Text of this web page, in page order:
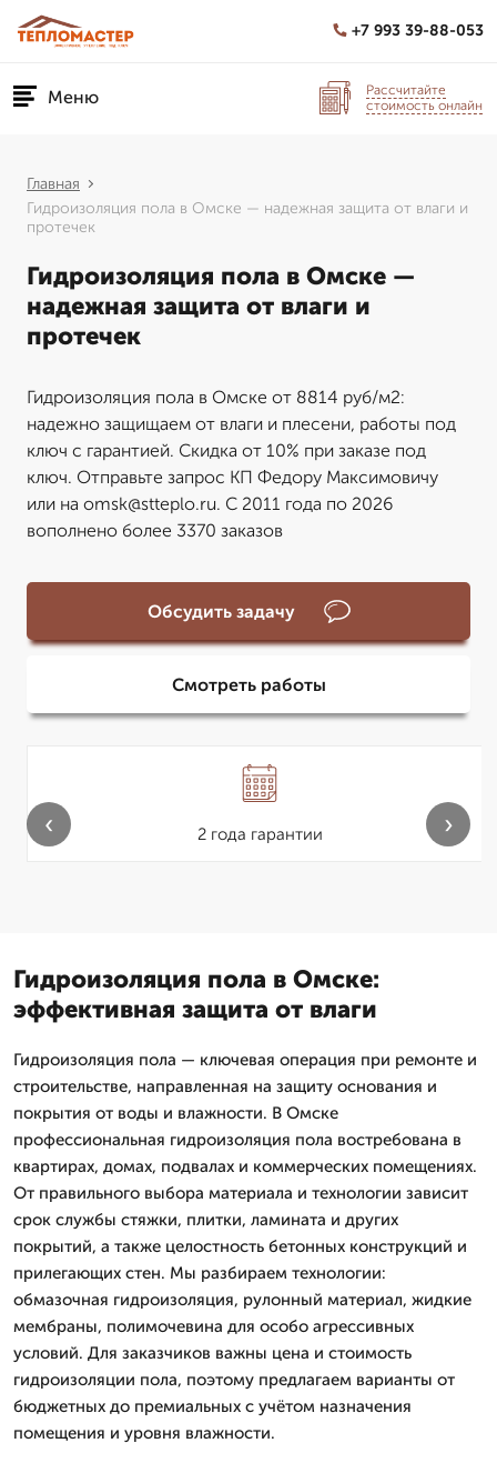
+7 993 39-88-053
Меню
Рассчитайте
стоимость онлайн
Главная
Гидроизоляция пола в Омске — надежная защита от влаги и
протечек
Гидроизоляция пола в Омске —
надежная защита от влаги и
протечек
Гидроизоляция пола в Омске от 8814 руб/м2:
надежно защищаем от влаги и плесени, работы под
ключ с гарантией. Скидка от 10% при заказе под
ключ. Отправьте запрос КП Федору Максимовичу
или на omsk@stteplo.ru. С 2011 года по 2026
вополнено более 3370 заказов
Обсудить задачу
Смотреть работы
2 года гарантии
‹ ›
Гидроизоляция пола в Омске:
эффективная защита от влаги
Гидроизоляция пола — ключевая операция при ремонте и
строительстве, направленная на защиту основания и
покрытия от воды и влажности. В Омске
профессиональная гидроизоляция пола востребована в
квартирах, домах, подвалах и коммерческих помещениях.
От правильного выбора материала и технологии зависит
срок службы стяжки, плитки, ламината и других
покрытий, а также целостность бетонных конструкций и
прилегающих стен. Мы разбираем технологии:
обмазочная гидроизоляция, рулонный материал, жидкие
мембраны, полимочевина для особо агрессивных
условий. Для заказчиков важны цена и стоимость
гидроизоляции пола, поэтому предлагаем варианты от
бюджетных до премиальных с учётом назначения
помещения и уровня влажности.